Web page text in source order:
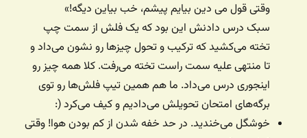
وقتی قول می دین بیایم پیشم، خب بیاین دیگه!»
سبک درس دادنش این بود که یک فلش از سمت چپ
تخته می‌کشید که ترکیب و تحول چیزها رو نشون می‌داد و
تا منتهی علیه سمت راست تخته می‌رفت. کلا همه چیز رو
اینجوری درس می‌داد. ما هم همین تیپ فلش‌ها رو توی
برگه‌های امتحان تحویلش می‌دادیم و کیف می‌کرد (:
خوشگل می‌خندید. در حد خفه شدن از کم بودن هوا! وقتی